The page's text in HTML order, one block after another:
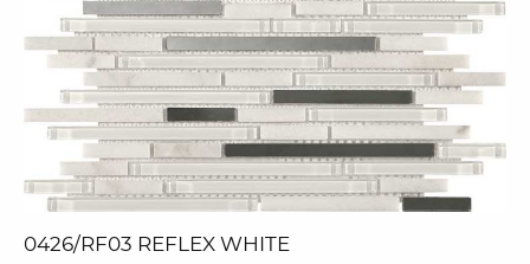
0426/RF03 REFLEX WHITE